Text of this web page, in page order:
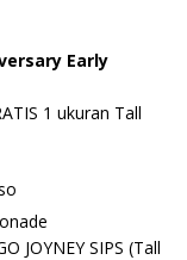
Early
1 ukuran Tall
JOYNEY SIPS (Tall